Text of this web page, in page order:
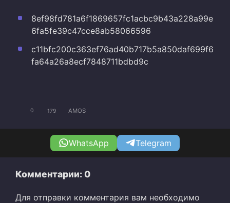
8ef98fd781a6f1869657fc1acbc9b43a228a99e
6fa5fe39c47cce8ab58066596
c11bfc200c363ef76ad40b717b5a850daf699f6
fa64a26a8ecf7848711bdbd9c
0 179 AMOS
WhatsApp Telegram
Комментарии: 0
Для отправки комментария вам необходимо